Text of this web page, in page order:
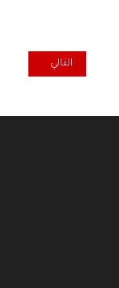
الثغرات.. اين القوات
المقال التالي:
التالي